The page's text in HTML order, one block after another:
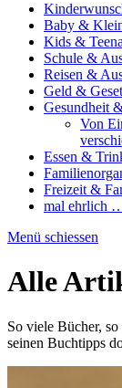
Baby &
Kids &
Schule &
Reisen &
Geld &
Gesundheit
Von
Essen &
Freizeit &
mal ehrlich
Menü schiessen
Alle
So viele Bücher,
seinen Buchtipps